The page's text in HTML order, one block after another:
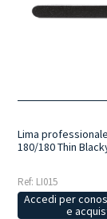
Lima
180/180 Thin
Ref: LI015
Accedi per
e